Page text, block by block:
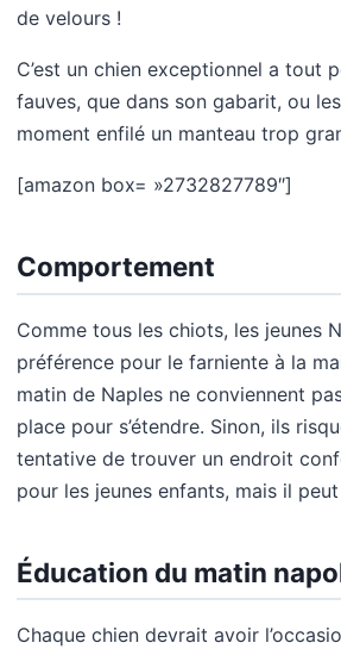
de velours !
C’est un chien exceptionnel a tout
fauves, que dans son gabarit, ou
moment enfilé un manteau trop
[amazon box= »2732827789″]
Comportement
Comme tous les chiots, les jeunes
préférence pour le farniente à la
matin de Naples ne conviennent
place pour s’étendre. Sinon, ils
tentative de trouver un endroit
pour les jeunes enfants, mais il
Éducation du matin
Chaque chien devrait avoir